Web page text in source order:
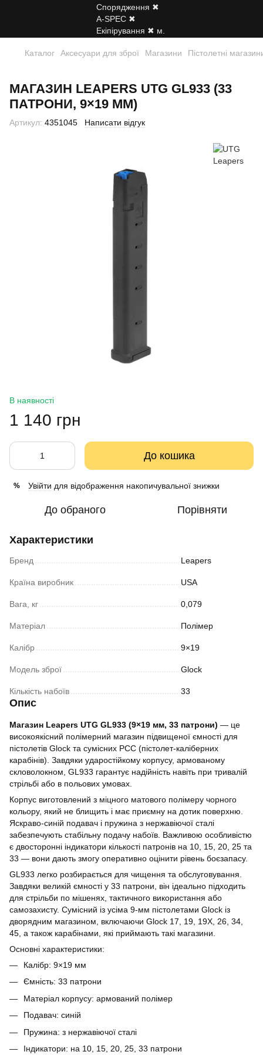
Каталог Аксесуари для зброї Магазини Пістолетні
МАГАЗИН LEAPERS UTG GL933 (33
ПАТРОНИ, 9×19 ММ)
Артикул: 4351045 Написати відгук
В наявності
1 140 грн
До кошика
% Увійти для відображення накопичувальної знижки
До обраного Порівняти
Характеристики
Бренд Leapers
Країна виробник USA
Вага, кг 0,079
Матеріал Полімер
Калібр 9×19
Модель зброї Glock
Кількість набоїв 33
Опис
Магазин Leapers UTG GL933 (9×19 мм, 33 патрони) — це
високоякісний полімерний магазин підвищеної ємності для
пістолетів Glock та сумісних PCC (пістолет-каліберних
карабінів). Завдяки ударостійкому корпусу, армованому
скловолокном, GL933 гарантує надійність навіть при тривалій
стрільбі або в польових умовах.
Корпус виготовлений з міцного матового полімеру чорного
кольору, який не блищить і має приємну на дотик поверхню.
Яскраво-синій подавач і пружина з нержавіючої сталі
забезпечують стабільну подачу набоїв. Важливою особливістю
є двосторонні індикатори кількості патронів на 10, 15, 20, 25 та
33 — вони дають змогу оперативно оцінити рівень боєзапасу.
GL933 легко розбирається для чищення та обслуговування.
Завдяки великій ємності у 33 патрони, він ідеально підходить
для стрільби по мішенях, тактичного використання або
самозахисту. Сумісний із усіма 9-мм пістолетами Glock із
дворядним магазином, включаючи Glock 17, 19, 19X, 26, 34,
45, а також карабінами, які приймають такі магазини.
Основні характеристики:
Калібр: 9×19 мм
Ємність: 33 патрони
Матеріал корпусу: армований полімер
Подавач: синій
Пружина: з нержавіючої сталі
Індикатори: на 10, 15, 20, 25, 33 патрони